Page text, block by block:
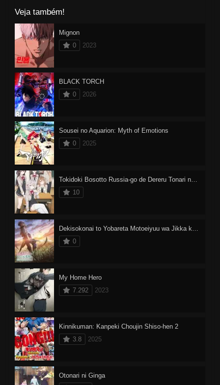
Veja também!
Mignon
0
2023
BLACK TORCH
0
2026
Sousei no Aquarion: Myth of Emotions
0
2025
Tokidoki Bosotto Russia-go de Dereru Tonari no Alya-san
10
Dekisokonai to Yobareta Motoeiyuu wa Jikka kara Tsuihou sareta node Sukikatte ni Ikiru Koto ni Shita
0
My Home Hero
7.292
2023
Kinnikuman: Kanpeki Chоujin Shiso-hen 2
3.8
2025
Otonari ni Ginga